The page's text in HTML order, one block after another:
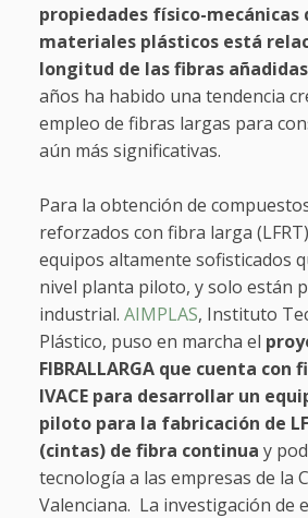
propiedades físico-mecánicas
materiales plásticos está
longitud de las fibras
años ha habido una tendencia
empleo de fibras largas para
aún más significativas.
Para la obtención de
reforzados con fibra larga
equipos altamente sofisticados
nivel planta piloto, y solo están
industrial. AIMPLAS, Instituto
Plástico, puso en marcha el
FIBRALLARGA que cuenta con
IVACE para desarrollar un
piloto para la fabricación de
(cintas) de fibra continua y
tecnología a las empresas de la
Valenciana. La investigación de